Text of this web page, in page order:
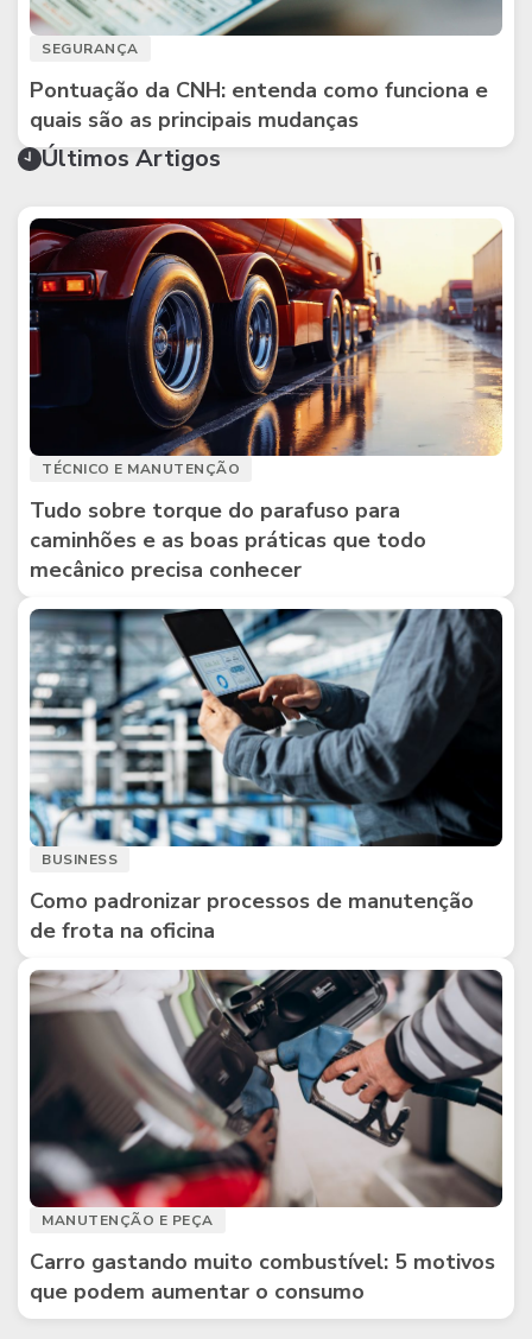
SEGURANÇA
Pontuação da CNH: entenda como funciona e
quais são as principais mudanças
Últimos Artigos
TÉCNICO E MANUTENÇÃO
Tudo sobre torque do parafuso para
caminhões e as boas práticas que todo
mecânico precisa conhecer
BUSINESS
Como padronizar processos de manutenção
de frota na oficina
MANUTENÇÃO E PEÇA
Carro gastando muito combustível: 5 motivos
que podem aumentar o consumo